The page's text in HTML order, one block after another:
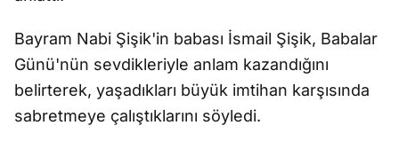
Bayram Nabi Şişik'in babası İsmail Şişik, Babalar
Günü'nün sevdikleriyle anlam kazandığını
belirterek, yaşadıkları büyük imtihan karşısında
sabretmeye çalıştıklarını söyledi.